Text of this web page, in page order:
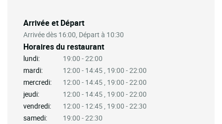
Arrivée et Départ
Arrivée dès 16:00, Départ à 10:30
Horaires du restaurant
lundi:
19:00 - 22:00
mardi:
12:00 - 14:45 , 19:00 - 22:00
mercredi:
12:00 - 14:45 , 19:00 - 22:00
jeudi:
12:00 - 14:45 , 19:00 - 22:00
vendredi:
12:00 - 12:45 , 19:00 - 22:30
samedi:
19:00 - 22:30